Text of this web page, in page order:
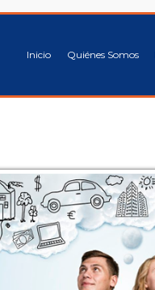
Inicio Quiénes Somos